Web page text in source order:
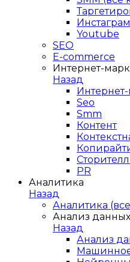
Инстаграм
Youtube
SEO
E-сommerce
Интернет-
Назад
Seo
Smm
Контент
PR
Аналитика
Назад
Аналитика
Анализ данных
Назад
Анализ